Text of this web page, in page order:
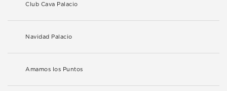
Club Cava Palacio
Navidad Palacio
Amamos los Puntos